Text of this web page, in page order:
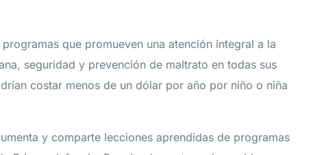
que promueven una atención integral a la
seguridad y prevención de maltrato en todas sus
costar menos de un dólar por año por niño o niña
y comparte lecciones aprendidas de programas